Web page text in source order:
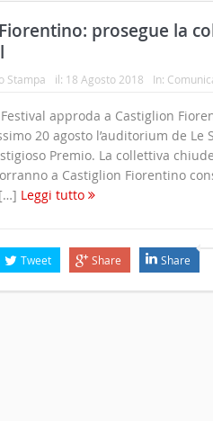
prosegue la
Stampa il: 18 Agosto 2018 In:
approda a Castiglion
20 agosto l’auditorium de
Premio. La collettiva
a Castiglion Fiorentino
Leggi tutto
Tweet Share Share